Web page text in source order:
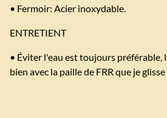
• Fermoir: Acier inoxydable.
ENTRETIENT
• Éviter l'eau est toujours préférable,
bien avec la paille de FRR que je